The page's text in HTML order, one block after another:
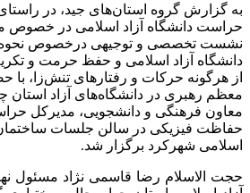
به گزارش گروه استان‌های جید، در
حراست دانشگاه آزاد اسلامی در خصوص
نشست تخصصی و توجیهی درخصوص نحوه
دانشگاه آزاد اسلامی و حفظ حرمت و
از هرگونه حرکات و رفتارهای تنش‌زا، با
معظم رهبری در دانشگاه‌های آزاد استان
معاون فرهنگی و دانشجویی، مدیرکل
حفاظت فیزیکی در سالن جلسات ساختمان
اسلامی شهرکرد برگزار شد.
حجت الاسلام رضا قاسمی نژاد مسئول